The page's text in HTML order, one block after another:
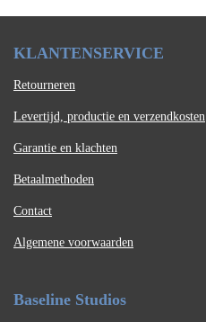
KLANTENSERVICE
Retourneren
Levertijd, productie en verzendkosten
Garantie en klachten
Betaalmethoden
Contact
Algemene voorwaarden
Baseline Studios